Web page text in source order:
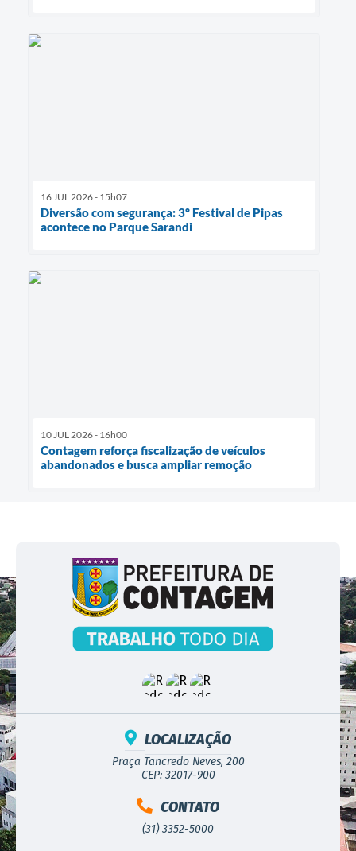
16 JUL 2026 - 15h07
Diversão com segurança: 3º Festival de Pipas
acontece no Parque Sarandi
10 JUL 2026 - 16h00
Contagem reforça fiscalização de veículos
abandonados e busca ampliar remoção
LOCALIZAÇÃO
Praça Tancredo Neves, 200
CEP: 32017-900
CONTATO
(31) 3352-5000